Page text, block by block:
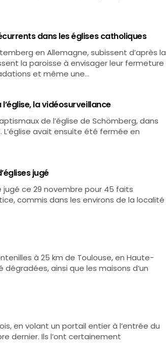
dans les églises catholiques
en Allemagne, subissent d’après la
la paroisse à envisager leur fermeture
et même une…
la vidéosurveillance
de l’église de Schömberg, dans
avait ensuite été fermée en
jugé
jugé ce 29 novembre pour 45 faits
commis dans les environs de la localité
à 25 km de Toulouse, en Haute-
ainsi que les maisons d’un
en volant un portail entier à l’entrée du
dernier. Ils l’ont certainement